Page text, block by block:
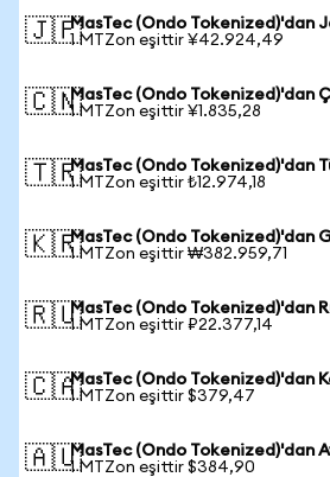
🇯🇵MasTec (Ondo Tokenized)'dan
1 MTZon eşittir ¥42.924,49
🇨🇳MasTec (Ondo Tokenized)'dan
1 MTZon eşittir ¥1.835,28
🇹🇷MasTec (Ondo Tokenized)'dan
1 MTZon eşittir ₺12.974,18
🇰🇷MasTec (Ondo Tokenized)'dan
1 MTZon eşittir ₩382.959,71
🇷🇺MasTec (Ondo Tokenized)'dan
1 MTZon eşittir ₽22.377,14
🇨🇦MasTec (Ondo Tokenized)'dan
1 MTZon eşittir $379,47
🇦🇺MasTec (Ondo Tokenized)'dan
1 MTZon eşittir $384,90